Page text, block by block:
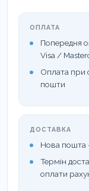
Дія:
Глибоко
“стягнутість”.
запалення.
Відновлює
(гідроліпідну
ОПЛАТА
Попередня
Visa /
Оплата при
пошти
ДОСТАВКА
Нова пошта
Термін
оплати